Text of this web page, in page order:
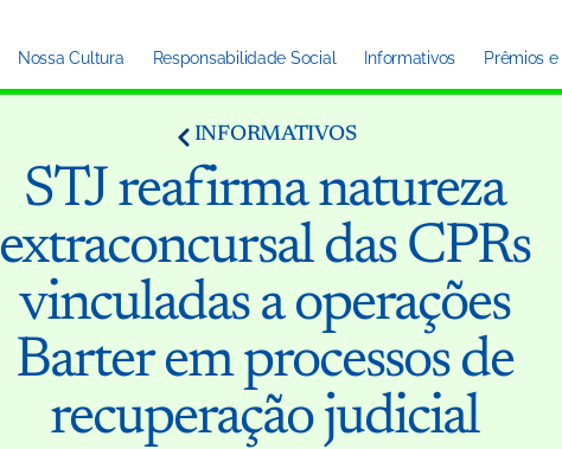
Nossa Cultura Responsabilidade Social Informativos Prêmios
INFORMATIVOS
STJ reafirma natureza
extraconcursal das CPRs
vinculadas a operações
Barter em processos de
recuperação judicial